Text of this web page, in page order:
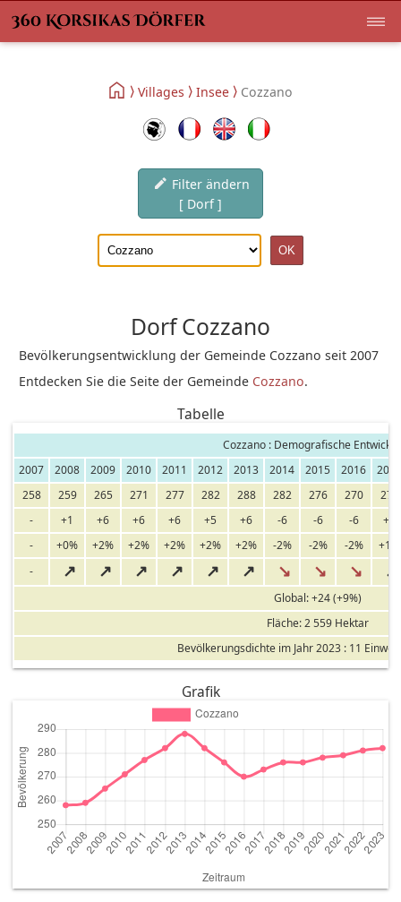
Villages Insee Cozzano
Filter ändern
[ Dorf ]
Dorf Cozzano
Bevölkerungsentwicklung der Gemeinde Cozzano seit 2007
Entdecken Sie die Seite der Gemeinde Cozzano.
Tabelle
Cozzano : Demografische
2007
2008 2009 2010 2011 2012 2013 2014 2015 2016
258
259 265 271 277 282 288 282 276 270
273
-
+1 +6 +6 +6 +5 +6 -6 -6 -6
+3
-
+0% +2% +2% +2% +2% +2% -2% -2% -2%
+1%
-
↗ ↗ ↗ ↗ ↗ ↗ ↘ ↘ ↘ ↗
Global: +24 (+9%)
Fläche: 2 559 Hektar
Bevölkerungsdichte im Jahr 2023 : 11
Grafik